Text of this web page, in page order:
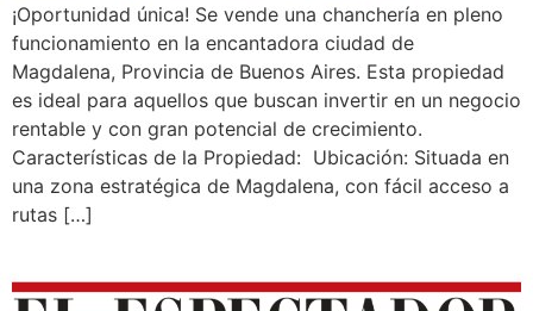
¡Oportunidad única! Se vende una chanchería en pleno
funcionamiento en la encantadora ciudad de
Magdalena, Provincia de Buenos Aires. Esta propiedad
es ideal para aquellos que buscan invertir en un negocio
rentable y con gran potencial de crecimiento.
Características de la Propiedad: Ubicación: Situada en
una zona estratégica de Magdalena, con fácil acceso a
rutas […]